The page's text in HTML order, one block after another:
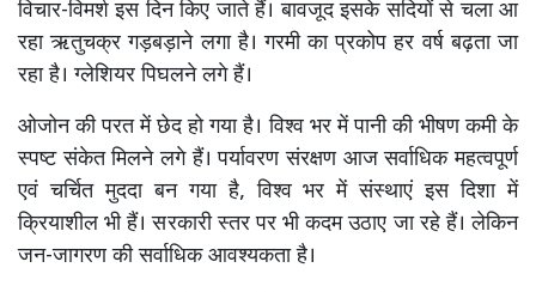
विचार-विमर्श इस दिन किए जाते हैं। बावजूद इसके सदियों से चला आ
रहा ऋतुचक्र गड़बड़ाने लगा है। गरमी का प्रकोप हर वर्ष बढ़ता जा
रहा है। ग्लेशियर पिघलने लगे हैं।
ओजोन की परत में छेद हो गया है। विश्व भर में पानी की भीषण कमी के
स्पष्ट संकेत मिलने लगे हैं। पर्यावरण संरक्षण आज सर्वाधिक महत्वपूर्ण
एवं चर्चित मुददा बन गया है, विश्व भर में संस्थाएं इस दिशा में
क्रियाशील भी हैं। सरकारी स्तर पर भी कदम उठाए जा रहे हैं। लेकिन
जन-जागरण की सर्वाधिक आवश्यकता है।